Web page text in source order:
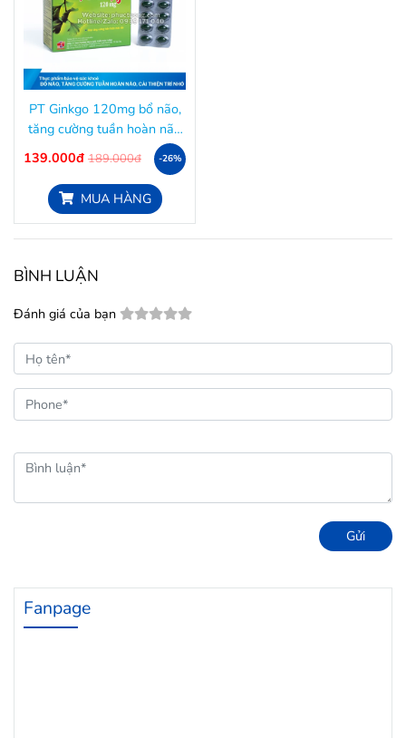
PT Ginkgo 120mg bổ não,
tăng cường tuần hoàn não
và cải thiện trí nhớ
139.000đ 189.000đ -26%
MUA HÀNG
BÌNH LUẬN
Đánh giá của bạn
Gửi
Fanpage